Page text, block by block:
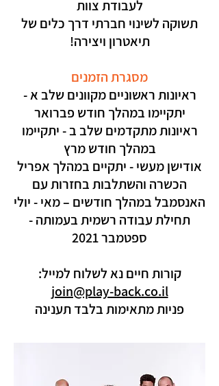
לעבודת צוות
תשוקה לשינוי חברתי דרך כלים של
תיאטרון ויצירה!
מסגרת הזמנים
ראיונות ראשוניים מקוונים שלב א -
יתקיימו במהלך חודש פברואר
ראיונות מתקדמים שלב ב - יתקיימו
במהלך חודש מרץ
אודישן מעשי - יתקיים במהלך אפריל
הכשרה והשתלבות בחזרות עם
האנסמבל במהלך חודשים – מאי - יולי
תחילת עבודה רשמית בעמותה -
ספטמבר 2021
קורות חיים נא לשלוח למייל:
join@play-back.co.il
פניות מתאימות בלבד תענינה